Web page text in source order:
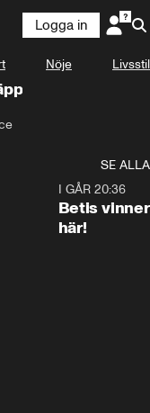
Logga in
Nöje Livsstil
SE ALLA
I GÅR 20:36
Betis
här!